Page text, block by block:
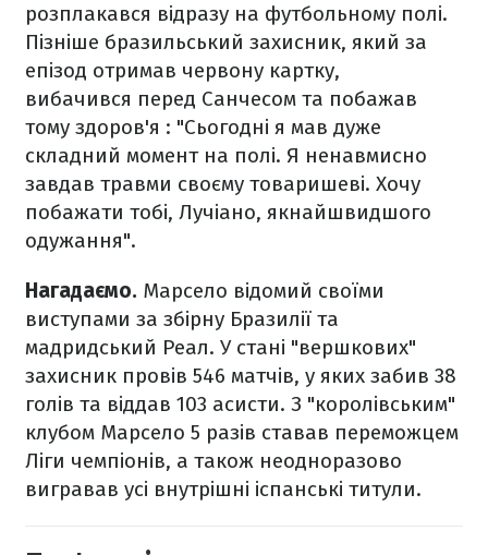
розплакався відразу на футбольному полі.
Пізніше бразильський захисник, який за
епізод отримав червону картку,
вибачився перед Санчесом та побажав
тому здоров'я : "Сьогодні я мав дуже
складний момент на полі. Я ненавмисно
завдав травми своєму товаришеві. Хочу
побажати тобі, Лучіано, якнайшвидшого
одужання".
Нагадаємо. Марсело відомий своїми
виступами за збірну Бразилії та
мадридський Реал. У стані "вершкових"
захисник провів 546 матчів, у яких забив 38
голів та віддав 103 асисти. З "королівським"
клубом Марсело 5 разів ставав переможцем
Ліги чемпіонів, а також неодноразово
вигравав усі внутрішні іспанські титули.